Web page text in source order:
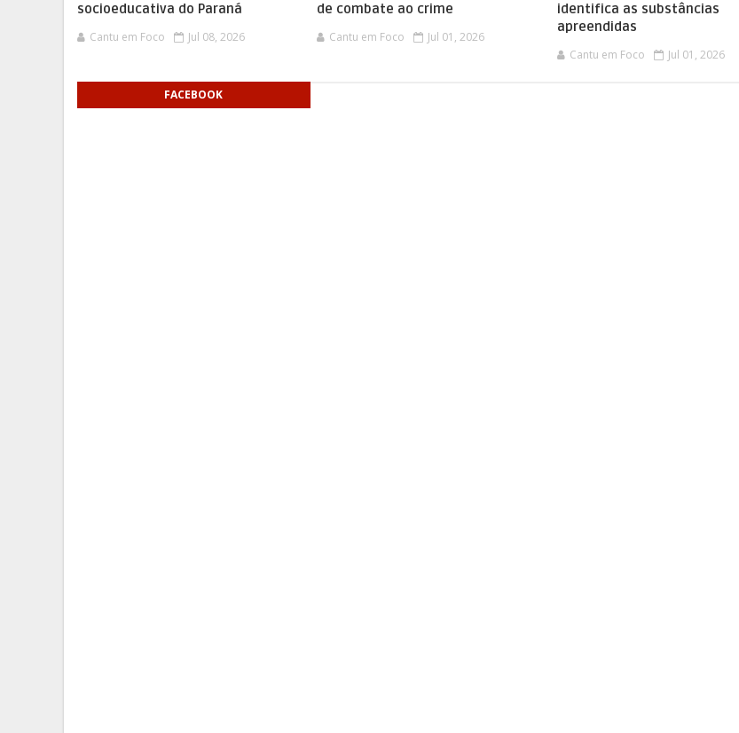
socioeducativa do Paraná
Cantu em Foco Jul 08, 2026
de combate ao crime
Cantu em Foco Jul 01, 2026
identifica as substâncias
apreendidas
Cantu em Foco Jul 01, 2026
FACEBOOK